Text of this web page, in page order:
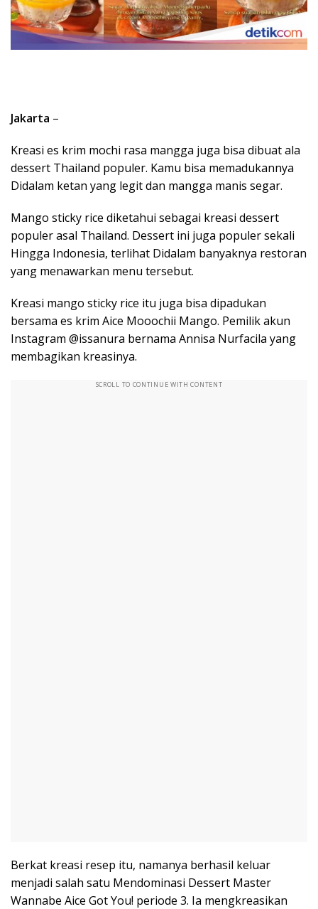
Jakarta –
Kreasi es krim mochi rasa mangga juga bisa dibuat ala
dessert Thailand populer. Kamu bisa memadukannya
Didalam ketan yang legit dan mangga manis segar.
Mango sticky rice diketahui sebagai kreasi dessert
populer asal Thailand. Dessert ini juga populer sekali
Hingga Indonesia, terlihat Didalam banyaknya restoran
yang menawarkan menu tersebut.
Kreasi mango sticky rice itu juga bisa dipadukan
bersama es krim Aice Mooochii Mango. Pemilik akun
Instagram @issanura bernama Annisa Nurfacila yang
membagikan kreasinya.
SCROLL TO CONTINUE WITH CONTENT
Berkat kreasi resep itu, namanya berhasil keluar
menjadi salah satu Mendominasi Dessert Master
Wannabe Aice Got You! periode 3. Ia mengkreasikan